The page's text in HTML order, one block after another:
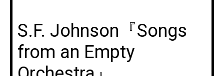
S.F. Johnson『Songs
from an Empty